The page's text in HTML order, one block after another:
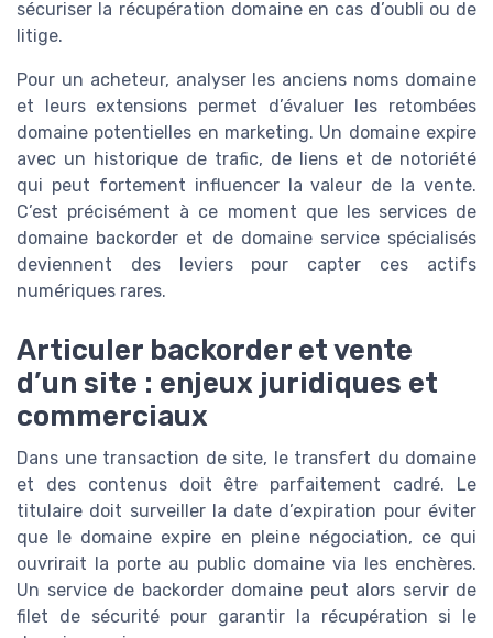
sécuriser la récupération domaine en cas d’oubli ou de
litige.
Pour un acheteur, analyser les anciens noms domaine
et leurs extensions permet d’évaluer les retombées
domaine potentielles en marketing. Un domaine expire
avec un historique de trafic, de liens et de notoriété
qui peut fortement influencer la valeur de la vente.
C’est précisément à ce moment que les services de
domaine backorder et de domaine service spécialisés
deviennent des leviers pour capter ces actifs
numériques rares.
Articuler backorder et vente
d’un site : enjeux juridiques et
commerciaux
Dans une transaction de site, le transfert du domaine
et des contenus doit être parfaitement cadré. Le
titulaire doit surveiller la date d’expiration pour éviter
que le domaine expire en pleine négociation, ce qui
ouvrirait la porte au public domaine via les enchères.
Un service de backorder domaine peut alors servir de
filet de sécurité pour garantir la récupération si le